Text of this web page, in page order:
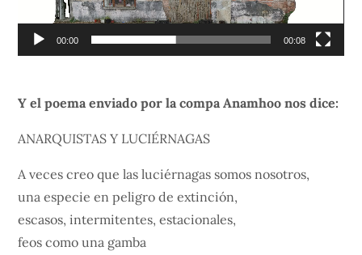
00:00 00:08
Y el poema enviado por la compa Anamhoo nos dice:
ANARQUISTAS Y LUCIÉRNAGAS
A veces creo que las luciérnagas somos nosotros,
una especie en peligro de extinción,
escasos, intermitentes, estacionales,
feos como una gamba